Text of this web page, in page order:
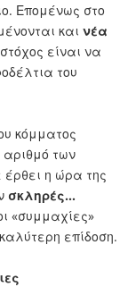
Επομένως στο
και νέα
είναι να
του
κόμματος
αριθμό των
η ώρα της
σκληρές…
«συμμαχίες»
επίδοση.